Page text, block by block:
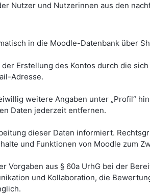
Nutzer und Nutzerinnen aus den
in die Moodle-Datenbank über
Erstellung des Kontos durch die
Adresse.
weitere Angaben unter „Profil“
Daten jederzeit entfernen.
dieser Daten informiert.
und Funktionen von Moodle zum
aus § 60a UrhG bei der
und Kollaboration, die